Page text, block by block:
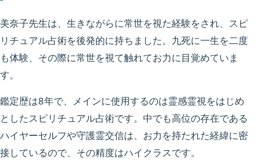
美奈子先生は、生きながらに常世を視た経験をされ、スピ
リチュアル占術を後発的に持ちました。九死に一生を二度
も体験、その際に常世を視て触れてお力に目覚めていま
す。
鑑定歴は8年で、メインに使用するのは霊感霊視をはじめ
としたスピリチュアル占術です。中でも高位の存在である
ハイヤーセルフや守護霊交信は、お力を持たれた経緯に密
接しているので、その精度はハイクラスです。